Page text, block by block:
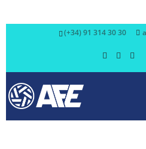
(+34) 91 314 30 30